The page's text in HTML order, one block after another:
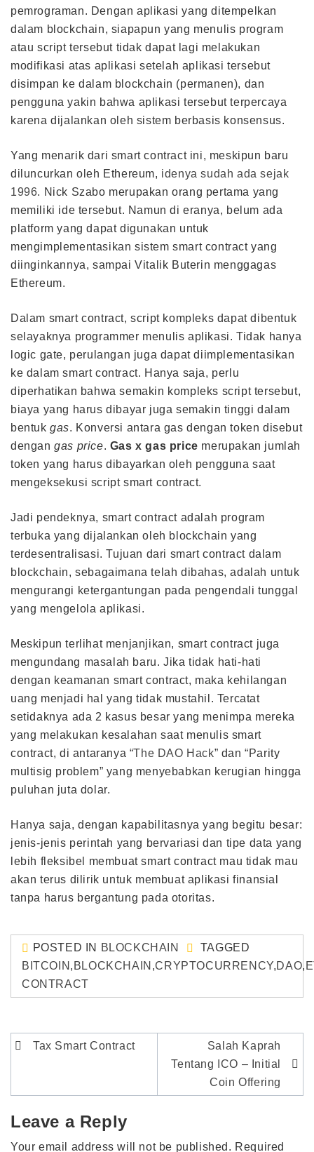
pemrograman. Dengan aplikasi yang ditempelkan
dalam blockchain, siapapun yang menulis program
atau script tersebut tidak dapat lagi melakukan
modifikasi atas aplikasi setelah aplikasi tersebut
disimpan ke dalam blockchain (permanen), dan
pengguna yakin bahwa aplikasi tersebut terpercaya
karena dijalankan oleh sistem berbasis konsensus.
Yang menarik dari smart contract ini, meskipun baru
diluncurkan oleh Ethereum, idenya sudah ada sejak
1996. Nick Szabo merupakan orang pertama yang
memiliki ide tersebut. Namun di eranya, belum ada
platform yang dapat digunakan untuk
mengimplementasikan sistem smart contract yang
diinginkannya, sampai Vitalik Buterin menggagas
Ethereum.
Dalam smart contract, script kompleks dapat dibentuk
selayaknya programmer menulis aplikasi. Tidak hanya
logic gate, perulangan juga dapat diimplementasikan
ke dalam smart contract. Hanya saja, perlu
diperhatikan bahwa semakin kompleks script tersebut,
biaya yang harus dibayar juga semakin tinggi dalam
bentukgas. Konversi antara gas dengan token disebut
dengangas price. Gas x gas price merupakan jumlah
token yang harus dibayarkan oleh pengguna saat
mengeksekusi script smart contract.
Jadi pendeknya, smart contract adalah program
terbuka yang dijalankan oleh blockchain yang
terdesentralisasi. Tujuan dari smart contract dalam
blockchain, sebagaimana telah dibahas, adalah untuk
mengurangi ketergantungan pada pengendali tunggal
yang mengelola aplikasi.
Meskipun terlihat menjanjikan, smart contract juga
mengundang masalah baru. Jika tidak hati-hati
dengan keamanan smart contract, maka kehilangan
uang menjadi hal yang tidak mustahil. Tercatat
setidaknya ada 2 kasus besar yang menimpa mereka
yang melakukan kesalahan saat menulis smart
contract, di antaranya “The DAO Hack” dan “Parity
multisig problem” yang menyebabkan kerugian hingga
puluhan juta dolar.
Hanya saja, dengan kapabilitasnya yang begitu besar:
jenis-jenis perintah yang bervariasi dan tipe data yang
lebih fleksibel membuat smart contract mau tidak mau
akan terus dilirik untuk membuat aplikasi finansial
tanpa harus bergantung pada otoritas.
POSTED IN BLOCKCHAIN
TAGGED
BITCOIN , BLOCKCHAIN ,CRYPTOCURRENCY,DAO,
CONTRACT
Post
Tax Smart Contract
Salah Kaprah
Tentang ICO – Initial
Coin Offering
Leave a Reply
Your email address will not be published. Required